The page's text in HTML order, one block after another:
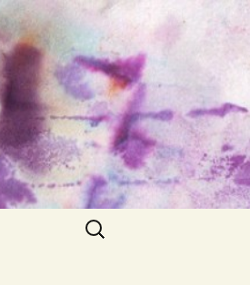
Search
for: